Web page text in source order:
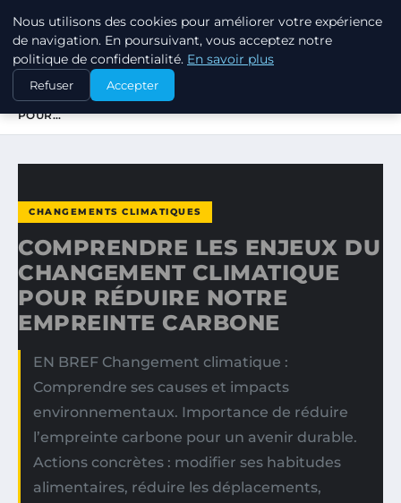
RSE ENJEUX
ACCUEIL
CHANGEMENTS CLIMATIQUES
COMPRENDRE LES ENJEUX DU CHANGEMENT CLIMATIQUE
POUR…
CHANGEMENTS CLIMATIQUES
COMPRENDRE LES ENJEUX DU
CHANGEMENT CLIMATIQUE
POUR RÉDUIRE NOTRE
EMPREINTE CARBONE
EN BREF Changement climatique :
Comprendre ses causes et impacts
environnementaux. Importance de réduire
l’empreinte carbone pour un avenir durable.
Actions concrètes : modifier ses habitudes
alimentaires, réduire les déplacements,
Nous utilisons des cookies pour améliorer votre expérience
de navigation. En poursuivant, vous acceptez notre
politique de confidentialité. En savoir plus
Refuser Accepter